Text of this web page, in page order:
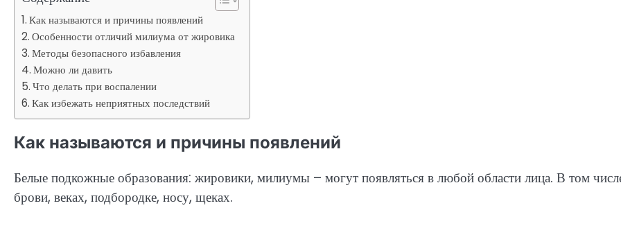
Как называются и причины появлений
Особенности отличий милиума от жировика
Методы безопасного избавления
Можно ли давить
Что делать при воспалении
Как избежать неприятных последствий
Как называются и причины появлений
Белые подкожные образования: жировики, милиумы – могут появляться в любой области лица. В том
брови, веках, подбородке, носу, щеках.